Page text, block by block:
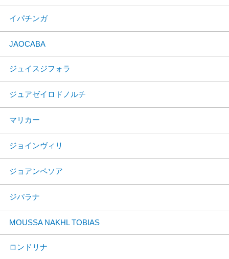
イパチンガ
JAOCABA
ジュイスジフォラ
ジュアゼイロドノルチ
マリカー
ジョインヴィリ
ジョアンペソア
ジパラナ
MOUSSA NAKHL TOBIAS
ロンドリナ